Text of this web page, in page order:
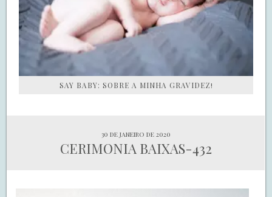
SAY BABY: SOBRE A MINHA GRAVIDEZ!
30 de janeiro de 2020
CERIMONIA BAIXAS-432